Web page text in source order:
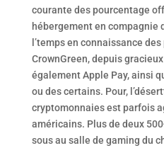
courante des pourcentage
hébergement en compagnie
l’temps en connaissance
CrownGreen, depuis
également Apple Pay, ainsi
ou des certains. Pour,
cryptomonnaies est parfois
américains. Plus de deux
sous au salle de gaming du